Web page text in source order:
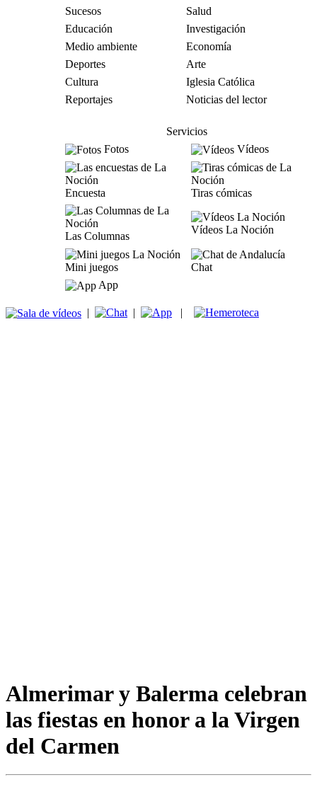
Sucesos
Salud
Educación
Investigación
Medio ambiente
Economía
Deportes
Arte
Cultura
Iglesia Católica
Reportajes
Noticias del lector
Servicios
Fotos
Vídeos
Encuesta Tiras cómicas
Las Columnas
Vídeos La Noción
Mini juegos
Chat
App
| | |
Almerimar y Balerma celebran
las fiestas en honor a la Virgen
del Carmen